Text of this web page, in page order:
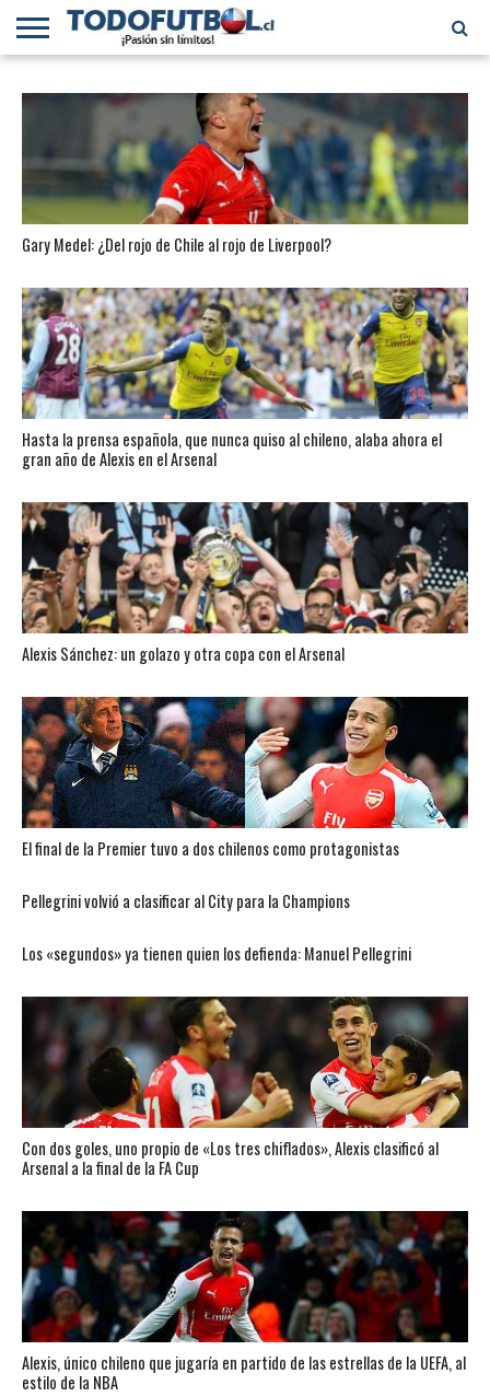
DIVISIÓN
PRIMERA
SELECCIÓN
CHILENA
CHILENOS
FÚTBOL
INTERNACIONAL
Gary Medel: ¿Del rojo de Chile al rojo de Liverpool?
Hasta la prensa española, que nunca quiso al chileno, alaba ahora el
gran año de Alexis en el Arsenal
Alexis Sánchez: un golazo y otra copa con el Arsenal
El final de la Premier tuvo a dos chilenos como protagonistas
Pellegrini volvió a clasificar al City para la Champions
Los «segundos» ya tienen quien los defienda: Manuel Pellegrini
Con dos goles, uno propio de «Los tres chiflados», Alexis clasificó al
Arsenal a la final de la FA Cup
Alexis, único chileno que jugaría en partido de las estrellas de la UEFA, al
estilo de la NBA